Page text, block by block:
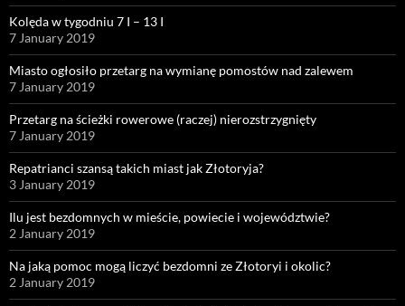
Kolęda w tygodniu 7 I – 13 I
7 January 2019
Miasto ogłosiło przetarg na wymianę pomostów nad zalewem
7 January 2019
Przetarg na ścieżki rowerowe (raczej) nierozstrzygnięty
7 January 2019
Repatrianci szansą takich miast jak Złotoryja?
3 January 2019
Ilu jest bezdomnych w mieście, powiecie i województwie?
2 January 2019
Na jaką pomoc mogą liczyć bezdomni ze Złotoryi i okolic?
2 January 2019